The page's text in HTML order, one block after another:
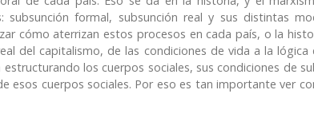
subsunción formal, subsunción real y sus distintas
cómo aterrizan estos procesos en cada país, o la
del capitalismo, de las condiciones de vida a la lógica
los cuerpos sociales, sus condiciones de
esos cuerpos sociales. Por eso es tan importante ver